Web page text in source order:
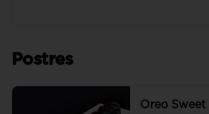
Postres
Oreo Sweet